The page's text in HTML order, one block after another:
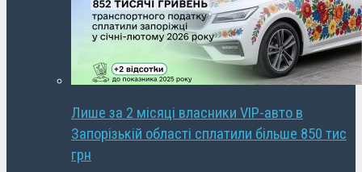
Лише за 2 місяці власники VIP-авто в
Запорізькій області сплатили більше 850 тис
грн